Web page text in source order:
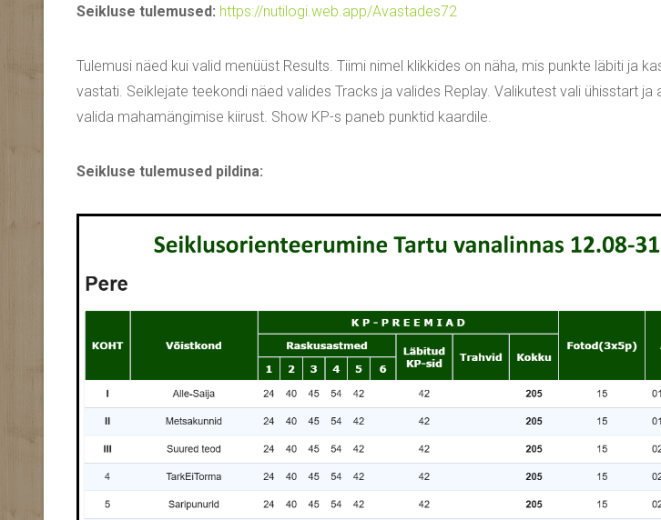
Seikluse tulemused: https://nutilogi.web.app/Avastades72
Tulemusi näed kui valid menüüst Results. Tiimi nimel klikkides on näha, mis punkte läbiti ja
vastati. Seiklejate teekondi näed valides Tracks ja valides Replay. Valikutest vali ühisstart ja
valida mahamängimise kiirust. Show KP-s paneb punktid kaardile.
Seikluse tulemused pildina: